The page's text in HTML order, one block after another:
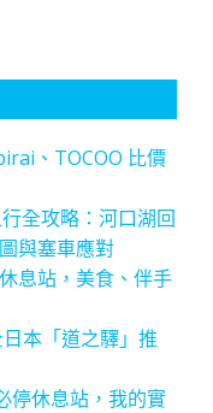
、TOCOO 比價
全攻略：河口湖回
與塞車應對
息站，美食、伴手
本「道之驛」推
停休息站，我的實